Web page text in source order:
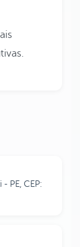
PE, CEP: